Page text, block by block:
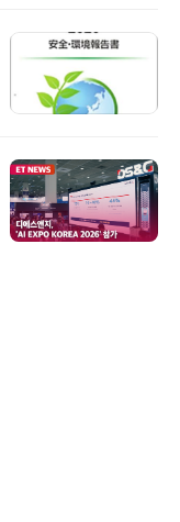
세미컨덕터코리아
, 발진 출력 4배 높인
헤르츠파 발진 디바이
블스토어
로지, SK네트웍스서
안 카메라 국내 독
너십 체결